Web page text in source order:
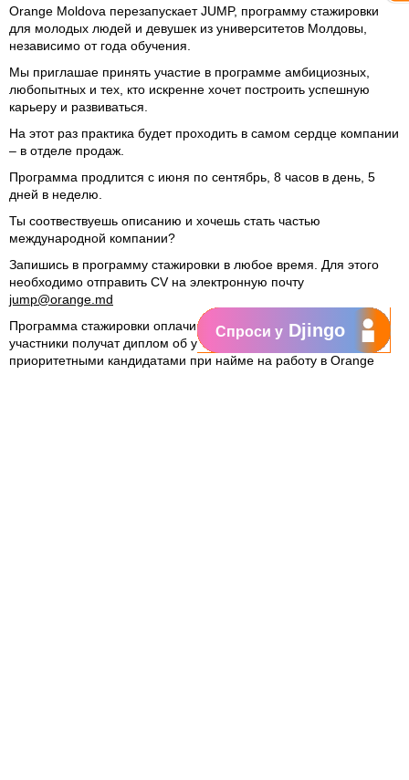
Orange Moldova перезапускает JUMP, программу стажировки
для молодых людей и девушек из университетов Молдовы,
независимо от года обучения.
Мы приглашае принять участие в программе амбициозных,
любопытных и тех, кто искренне хочет построить успешную
карьеру и развиваться.
На этот раз практика будет проходить в самом сердце компании
– в отделе продаж.
Программа продлится с июня по сентябрь, 8 часов в день, 5
дней в неделю.
Ты соотвествуешь описанию и хочешь стать частью
международной компании?
Запишись в программу стажировки в любое время. Для этого
необходимо отправить CV на электронную почту
jump@orange.md
Программа стажировки оплачивается. По окончанию практики
участники получат диплом об участии и будут считаться
приоритетными кандидатами при найме на работу в Orange
Спроси у Djingo